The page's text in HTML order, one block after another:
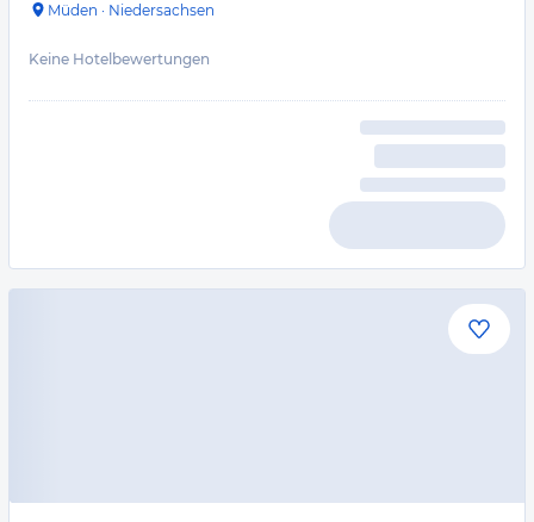
Müden · Niedersachsen
Keine Hotelbewertungen